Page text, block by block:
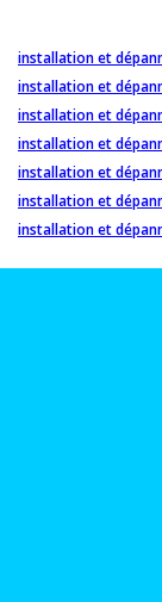
installation et
installation et
installation et
installation et
installation et
installation et
installation et